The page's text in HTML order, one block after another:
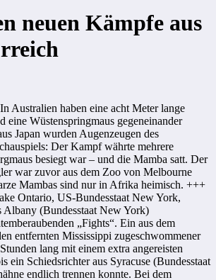
neuen Kämpfe aus
Australien haben eine acht Meter lange
eine Wüstenspringmaus gegeneinander
Japan wurden Augenzeugen des
Der Kampf währte mehrere
besiegt war – und die Mamba satt. Der
war zuvor aus dem Zoo von Melbourne
Mambas sind nur in Afrika heimisch. +++
Ontario, US-Bundesstaat New York,
Albany (Bundesstaat New York)
„Fights“. Ein aus dem
entfernten Mississippi zugeschwommener
lang mit einem extra angereisten
ein Schiedsrichter aus Syracuse (Bundesstaat
endlich trennen konnte. Bei dem